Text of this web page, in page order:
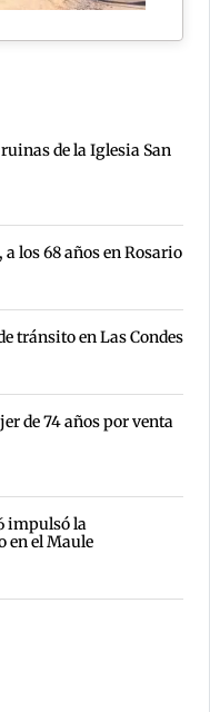
de la Iglesia San
los 68 años en Rosario
tránsito en Las Condes
de 74 años por venta
impulsó la
en el Maule